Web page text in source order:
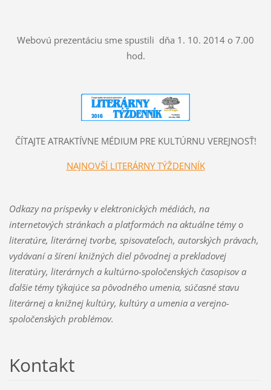
Webovú prezentáciu sme spustili dňa 1. 10. 2014 o 7.00
hod.
ČÍTAJTE ATRAKTÍVNE MÉDIUM PRE KULTÚRNU VEREJNOSŤ!
NAJNOVŠÍ LITERÁRNY TÝŽDENNÍK
Odkazy na príspevky v elektronických médiách, na
internetových stránkach a platformách na aktuálne témy o
literatúre, literárnej tvorbe, spisovateľoch, autorských právach,
vydávaní a šírení knižných diel pôvodnej a prekladovej
literatúry, literárnych a kultúrno-spoločenských časopisov a
ďalšie témy týkajúce sa pôvodného umenia, súčasné stavu
literárnej a knižnej kultúry, kultúry a umenia a verejno-
spoločenských problémov.
Kontakt